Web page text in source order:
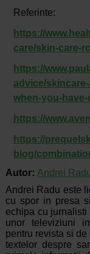
Referinte:
https://
care/skin-care-
https://
advice/
when-you-
https://
https://
blog/
Autor: Andrei
Andrei Radu este
cu spor in presa
echipa cu
unor televiziuni
pentru revista si
textelor despre